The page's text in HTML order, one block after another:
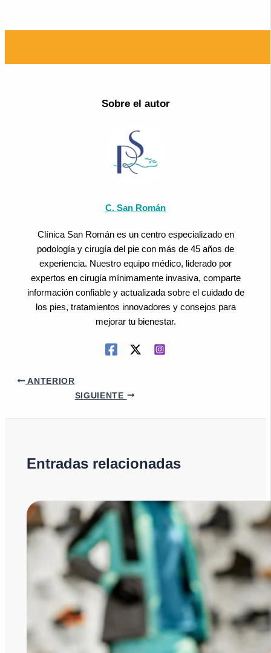
Sobre el autor
C. San Román
Clínica San Román es un centro especializado en
podología y cirugía del pie con más de 45 años de
experiencia. Nuestro equipo médico, liderado por
expertos en cirugía mínimamente invasiva, comparte
información confiable y actualizada sobre el cuidado de
los pies, tratamientos innovadores y consejos para
mejorar tu bienestar.
ANTERIOR
SIGUIENTE
Entradas relacionadas